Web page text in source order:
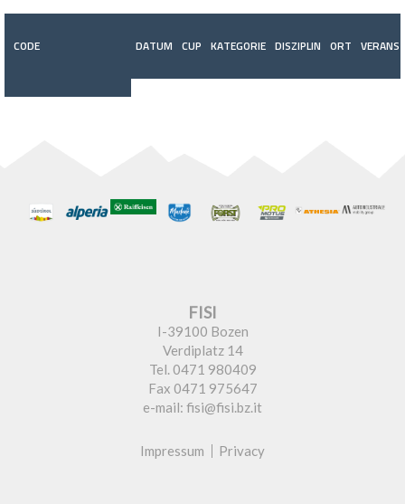
CODE DATUM CUP KATEGORIE DISZIPLIN ORT
FISI
I-39100 Bozen
Verdiplatz 14
Tel. 0471 980409
Fax 0471 975647
e-mail: fisi@fisi.bz.it
Impressum Privacy